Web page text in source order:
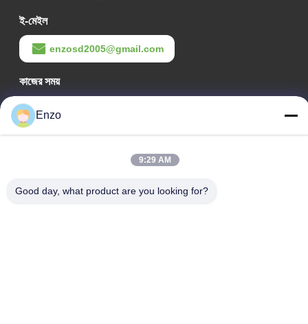
ই-মেইল
enzosd2005@gmail.com
কাজের সময়
08:00-17:00
আমাদের ঠিকানা
Enzo
9:29 AM
Good day, what product are you looking for?